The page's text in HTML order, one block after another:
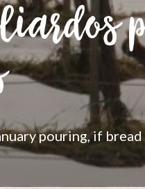
pouring, if